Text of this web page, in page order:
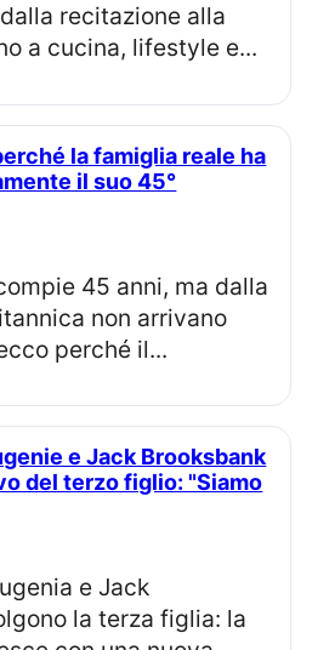
recitazione alla
a cucina, lifestyle e...
il suo 45°
non arrivano
perché il...
del terzo figlio: "Siamo
la terza figlia: la